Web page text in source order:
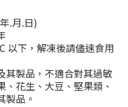
.月.日)
以下，解凍後請儘速食用
其製品，不適合對其過敏
花生、大豆、堅果類、
製品。